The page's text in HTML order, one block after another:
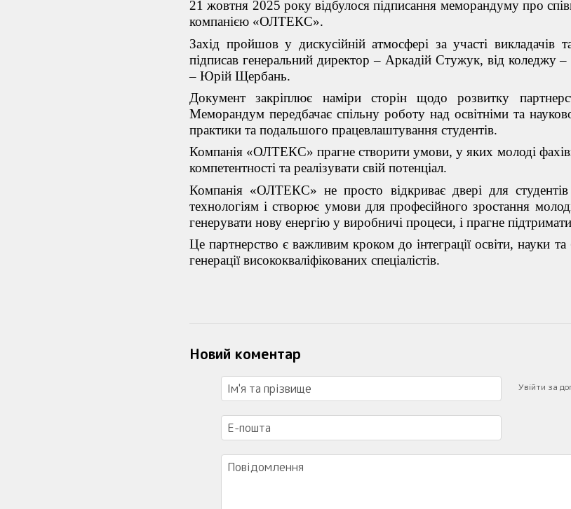
21 жовтня 2025 року відбулося підписання меморандуму про
компанією «ОЛТЕКС».
Захід пройшов у дискусійній атмосфері за участі
підписав генеральний директор – Аркадій Стужук, від коледжу –
– Юрій Щербань.
Документ закріплює наміри сторін щодо розвитку
Меморандум передбачає спільну роботу над освітніми та
практики та подальшого працевлаштування студентів.
Компанія «ОЛТЕКС» прагне створити умови, у яких молоді
компетентності та реалізувати свій потенціал.
Компанія «ОЛТЕКС» не просто відкриває двері для
технологіям і створює умови для професійного зростання
генерувати нову енергію у виробничі процеси, і прагне
Це партнерство є важливим кроком до інтеграції освіти, науки
генерації висококваліфікованих спеціалістів.
Новий коментар
Увійти за